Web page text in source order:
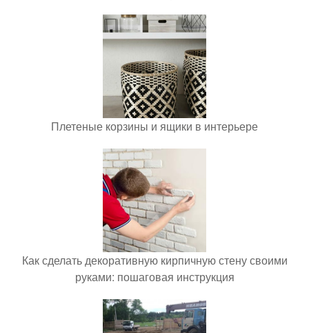
Плетеные корзины и ящики в интерьере
Как сделать декоративную кирпичную стену своими
руками: пошаговая инструкция